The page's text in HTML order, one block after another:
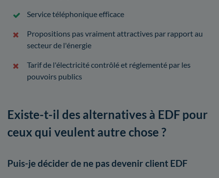
Service téléphonique efficace
Propositions pas vraiment attractives par rapport au
secteur de l'énergie
Tarif de l'électricité contrôlé et réglementé par les
pouvoirs publics
Existe-t-il des alternatives à EDF pour
ceux qui veulent autre chose ?
Puis-je décider de ne pas devenir client EDF